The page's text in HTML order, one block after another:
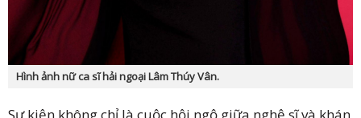
Hình ảnh nữ ca sĩ hải ngoại Lâm Thúy Vân.